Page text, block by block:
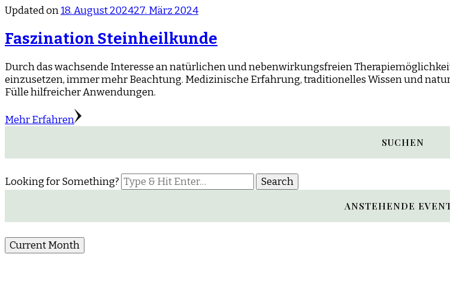
Updated on18. August 202427. März 2024
Faszination Steinheilkunde
Durch das wachsende Interesse an natürlichen und nebenwirkungsfreien
einzusetzen, immer mehr Beachtung. Medizinische Erfahrung, traditionelles Wissen und
Fülle hilfreicher Anwendungen.
Mehr Erfahren
SUCHEN
Looking for Something?
ANSTEHENDE
Current Month